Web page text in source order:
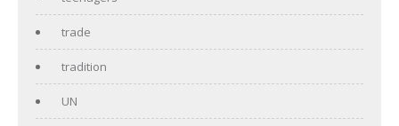
trade
tradition
UN